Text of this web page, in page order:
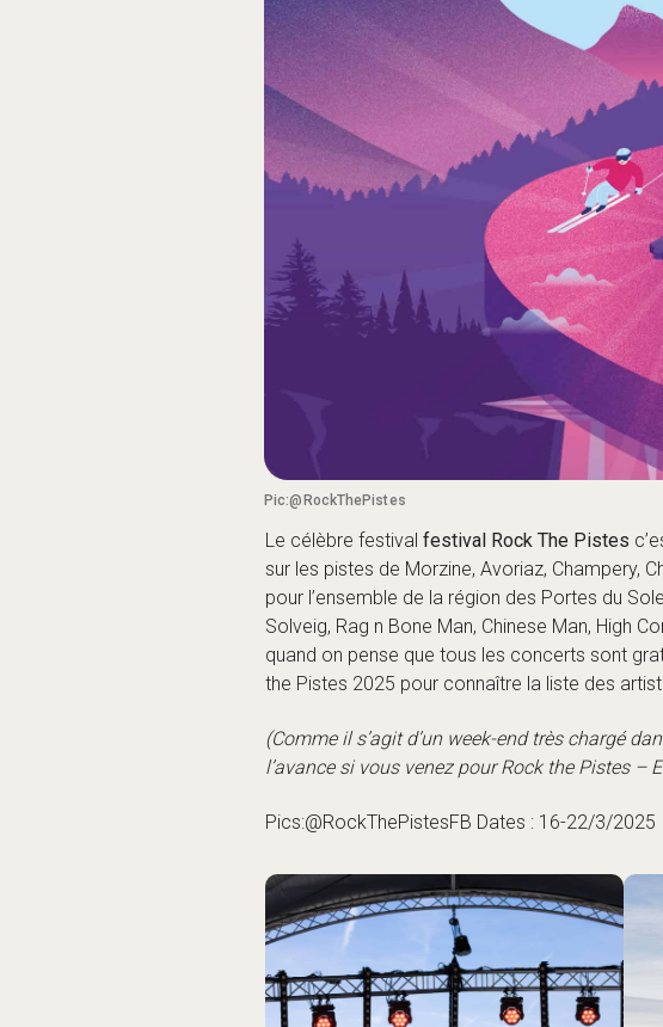
Pic:@RockThePistes
Le célèbre festival festival Rock The Pistes
sur les pistes de Morzine, Avoriaz, Champery,
pour l’ensemble de la région des Portes du
Solveig, Rag n Bone Man, Chinese Man, High
quand on pense que tous les concerts sont
the Pistes 2025 pour connaître la liste des
(Comme il s’agit d’un week-end très chargé
l’avance si vous venez pour Rock the Pistes –
Pics:@RockThePistesFB Dates : 16-22/3/2025